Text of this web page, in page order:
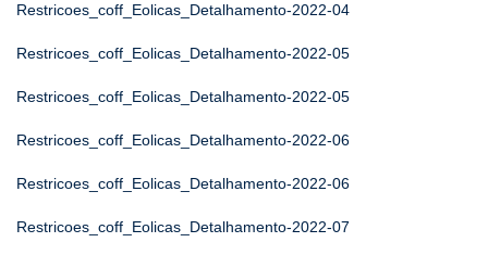
Restricoes_coff_Eolicas_Detalhamento-2022-04
Restricoes_coff_Eolicas_Detalhamento-2022-05
Restricoes_coff_Eolicas_Detalhamento-2022-05
Restricoes_coff_Eolicas_Detalhamento-2022-06
Restricoes_coff_Eolicas_Detalhamento-2022-06
Restricoes_coff_Eolicas_Detalhamento-2022-07